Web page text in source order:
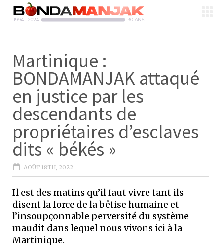
Martinique :
BONDAMANJAK attaqué
en justice par les
descendants de
propriétaires d’esclaves
dits « békés »
AOÛT 18TH, 2022
Il est des matins qu’il faut vivre tant ils
disent la force de la bêtise humaine et
l’insoupçonnable perversité du système
maudit dans lequel nous vivons ici à la
Martinique.